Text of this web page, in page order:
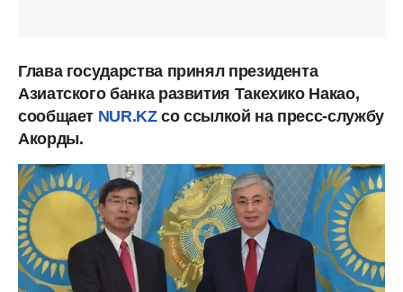
Глава государства принял президента
Азиатского банка развития Такехико Накао,
сообщает NUR.KZсо ссылкой на пресс-службу
Акорды.